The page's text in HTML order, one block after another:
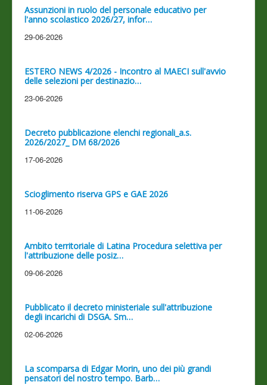
Assunzioni in ruolo del personale educativo per
l'anno scolastico 2026/27, infor…
29-06-2026
ESTERO NEWS 4/2026 - Incontro al MAECI sull'avvio
delle selezioni per destinazio…
23-06-2026
Decreto pubblicazione elenchi regionali_a.s.
2026/2027_ DM 68/2026
17-06-2026
Scioglimento riserva GPS e GAE 2026
11-06-2026
Ambito territoriale di Latina Procedura selettiva per
l'attribuzione delle posiz…
09-06-2026
Pubblicato il decreto ministeriale sull'attribuzione
degli incarichi di DSGA. Sm…
02-06-2026
La scomparsa di Edgar Morin, uno dei più grandi
pensatori del nostro tempo. Barb…